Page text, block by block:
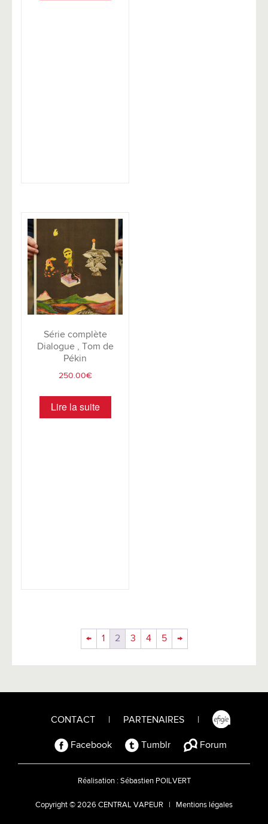
Série complète
Dialogue , Tom de
Pékin
250.00€
Lire la suite
← 1 2 3 4 5 →
CONTACT PARTENAIRES
Facebook Tumblr Forum
Réalisation : Sébastien POILVERT
Copyright © 2026 CENTRAL VAPEUR | Mentions légales